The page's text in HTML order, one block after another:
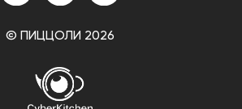
© ПИЦЦОЛИ 2026